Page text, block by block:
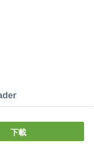
下載